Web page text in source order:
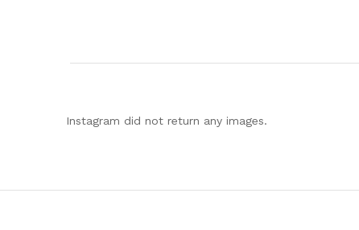
Instagram did not return any images.